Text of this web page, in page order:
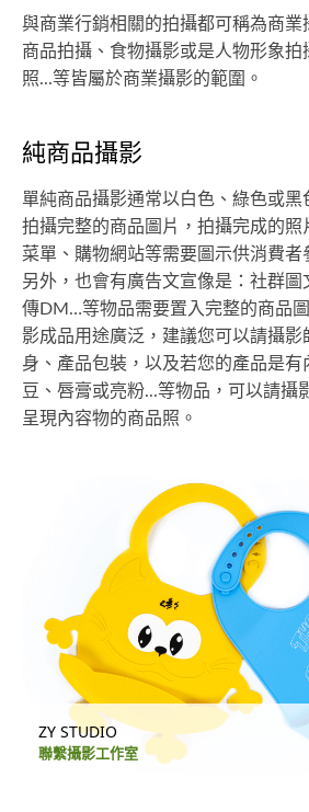
與商業行銷相關的拍攝都可稱為商業
商品拍攝、食物攝影或是人物形象拍
照...等皆屬於商業攝影的範圍。
純商品攝影
單純商品攝影通常以白色、綠色或黑
拍攝完整的商品圖片，拍攝完成的照
菜單、購物網站等需要圖示供消費者
另外，也會有廣告文宣像是：社群圖
傳DM…等物品需要置入完整的商品
影成品用途廣泛，建議您可以請攝影
身、產品包裝，以及若您的產品是有
豆、唇膏或亮粉...等物品，可以請攝
呈現內容物的商品照。
ZY STUDIO
聯繫攝影工作室